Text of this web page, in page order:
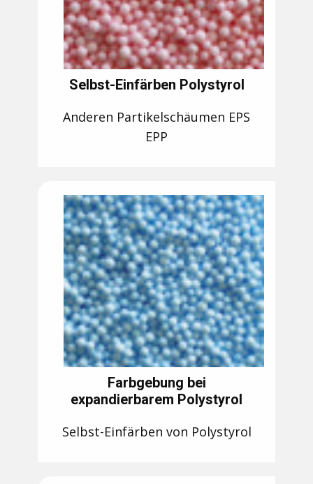
Selbst-Einfärben Polystyrol
Anderen Partikelschäumen EPS
EPP
Farbgebung bei
expandierbarem Polystyrol
Selbst-Einfärben von Polystyrol